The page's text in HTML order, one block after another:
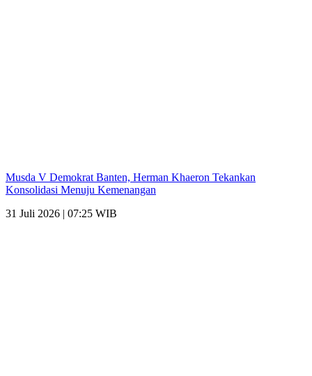
Musda V Demokrat Banten, Herman Khaeron Tekankan
Konsolidasi Menuju Kemenangan
31 Juli 2026 | 07:25 WIB